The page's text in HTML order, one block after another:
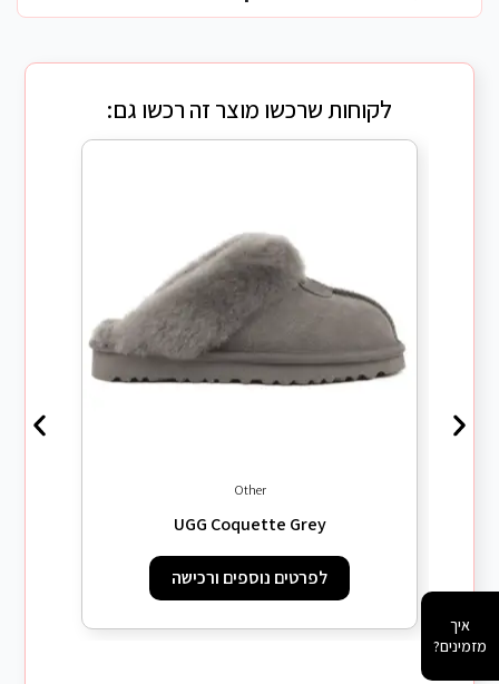
לקוחות שרכשו מוצר זה רכשו גם:
Other
UGG Coquette Grey
לפרטים נוספים ורכישה
איך
מזמינים?